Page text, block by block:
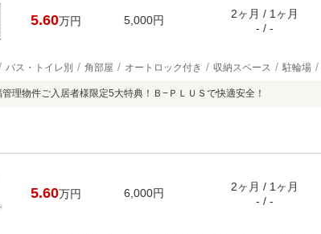
5.60万円 5,000円
2ヶ月 / 1ヶ月
- / -
バス・トイレ別 角部屋 オートロック付き 収納スペース 駐輪場
管理物件ご入居者様限定5大特典！Ｂ−ＰＬＵＳで快適安全！
5.60万円 6,000円
2ヶ月 / 1ヶ月
- / -